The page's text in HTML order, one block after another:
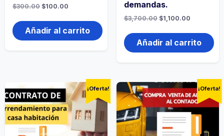
$300.00 El
original
era:
$300.00.
$100.00
actual
es:
$100.00.
Añadir al carrito
demandas.
$3,700.00 El
original
era:
$3,700.00.
$1,100.00El
actual
es:
$1,100.00.
Añadir al carrito
¡Oferta! ¡Oferta!